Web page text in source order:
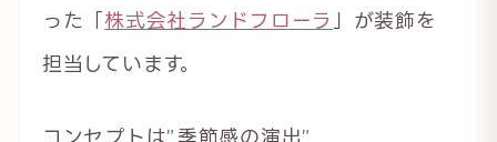
った「 株式会社ランドフローラ
」が装飾を
担当しています。
コンセプトは”季節感の演出”